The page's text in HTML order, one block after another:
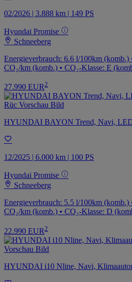
02/2026 | 3.888 km | 149 PS
Hyundai Promise
Schneeberg
Energieverbrauch: 6.6 l/100km (komb.)
CO₂/km (komb.) • CO₂-Klasse: E
27.990 EUR 2
HYUNDAI BAYON Trend, Navi,
12/2025 | 6.000 km | 100 PS
Hyundai Promise
Schneeberg
Energieverbrauch: 5.5 l/100km (komb.)
CO₂/km (komb.) • CO₂-Klasse: D
22.990 EUR 2
HYUNDAI i10 Nline, Navi,